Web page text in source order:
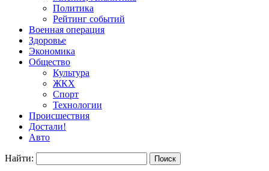
Политика
Рейтинг событий
Военная операция
Здоровье
Экономика
Общество
Культура
ЖКХ
Спорт
Технологии
Происшествия
Достали!
Авто
Найти: